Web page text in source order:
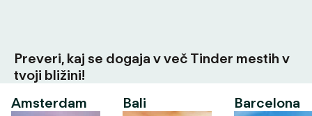
Preveri, kaj se dogaja v več Tinder mestih v
tvoji bližini!
Amsterdam
Bali Barcelona